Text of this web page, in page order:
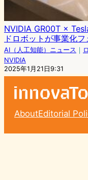
NVIDIA GR00T ×
ドロボットが事業化
AI（人工知能）ニュース ｜
NVIDIA
2025年1月21日9:31
AboutEditorial